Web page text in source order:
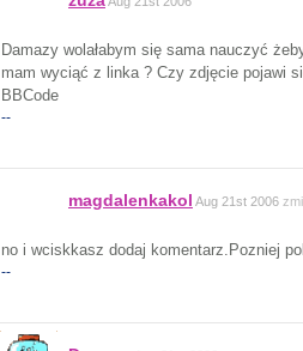
Damazy wolałabym się sama nauczyć
mam wyciąć z linka ? Czy zdjęcie pojawi
BBCode
--
magdalenkakol Aug 21st 2006
no i wciskkasz dodaj komentarz.Pozniej
--